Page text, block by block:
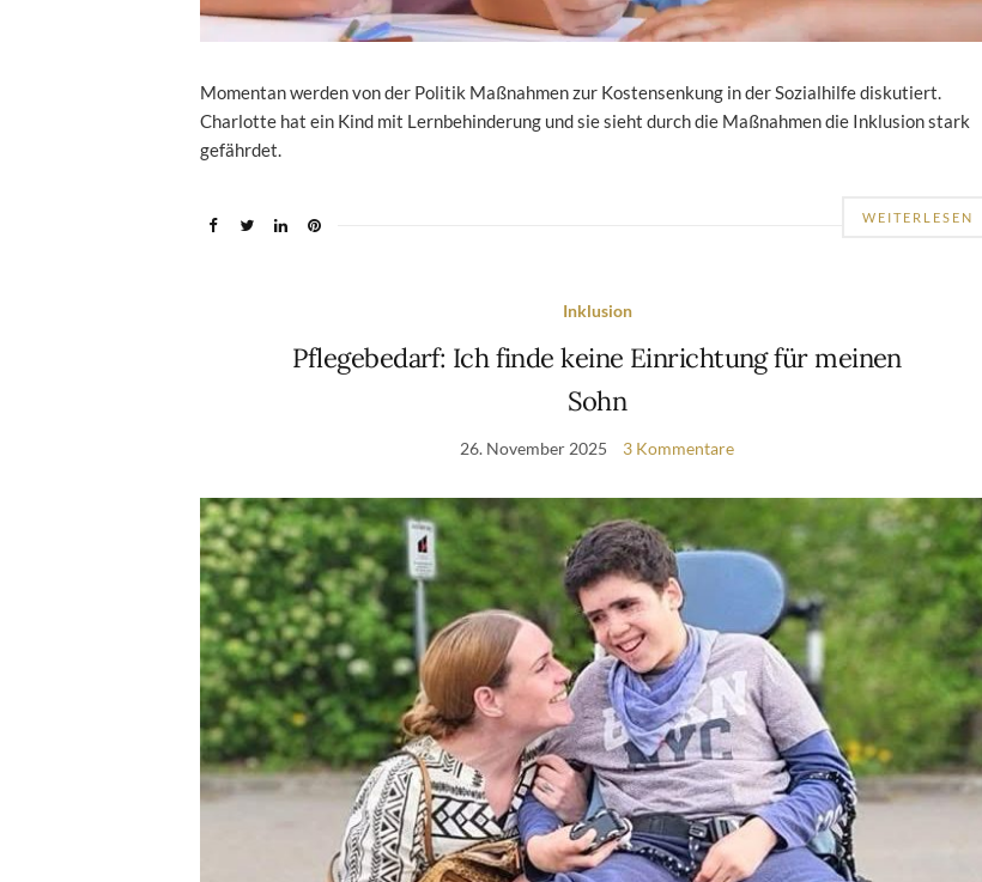
Momentan werden von der Politik Maßnahmen zur Kostensenkung in der Sozialhilfe diskutiert.
Charlotte hat ein Kind mit Lernbehinderung und sie sieht durch die Maßnahmen die Inklusion stark
gefährdet.
WEITERLESEN
Inklusion
Pflegebedarf: Ich finde keine Einrichtung für meinen
Sohn
26. November 2025 3 Kommentare